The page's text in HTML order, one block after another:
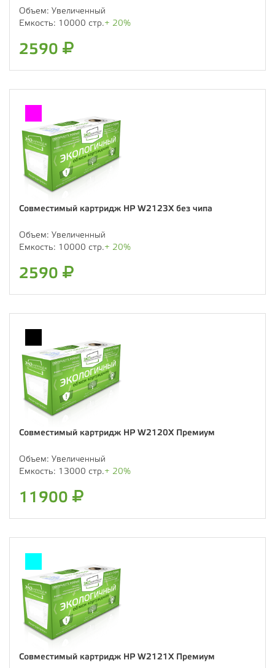
Объем: Увеличенный
Емкость: 10000 стр.+ 20%
2590
Совместимый картридж HP W2123X без чипа
Объем: Увеличенный
Емкость: 10000 стр.+ 20%
2590
Совместимый картридж HP W2120X Премиум
Объем: Увеличенный
Емкость: 13000 стр.+ 20%
11900
Совместимый картридж HP W2121X Премиум